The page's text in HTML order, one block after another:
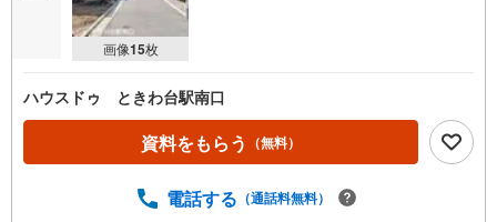
画像15枚
ハウスドゥ ときわ台駅南口
資料をもらう （無料）
電話する （通話料無料）